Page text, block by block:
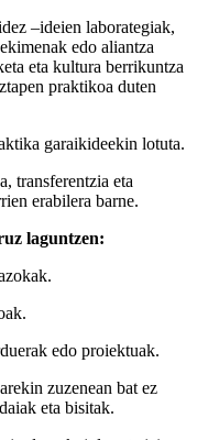
–ideien laborategiak,
edo aliantza
eta kultura berrikuntza
praktikoa duten
garaikideekin lotuta.
transferentzia eta
erabilera barne.
laguntzen:
edo proiektuak.
zuzenean bat ez
eta bisitak.